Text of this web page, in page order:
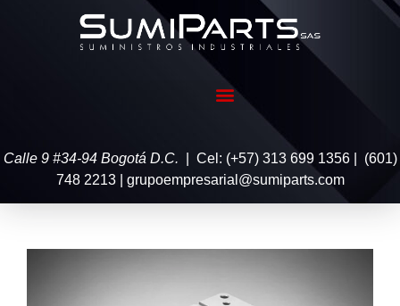
Calle 9 #34-94 Bogotá D.C. | Cel: (+57) 313 699 1356 | (601)
748 2213 | grupoempresarial@sumiparts.com